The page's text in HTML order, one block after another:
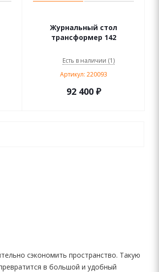
Журнальный стол
трансформер 142
Есть в наличии (1)
Артикул: 220093
92 400₽
сэкономить пространство. Такую
в большой и удобный